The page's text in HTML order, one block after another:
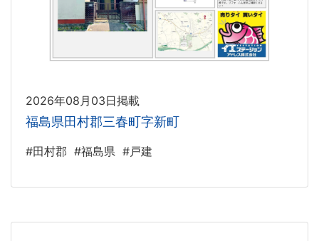
2026年08月03日掲載
福島県田村郡三春町字新町
#田村郡 #福島県 #戸建